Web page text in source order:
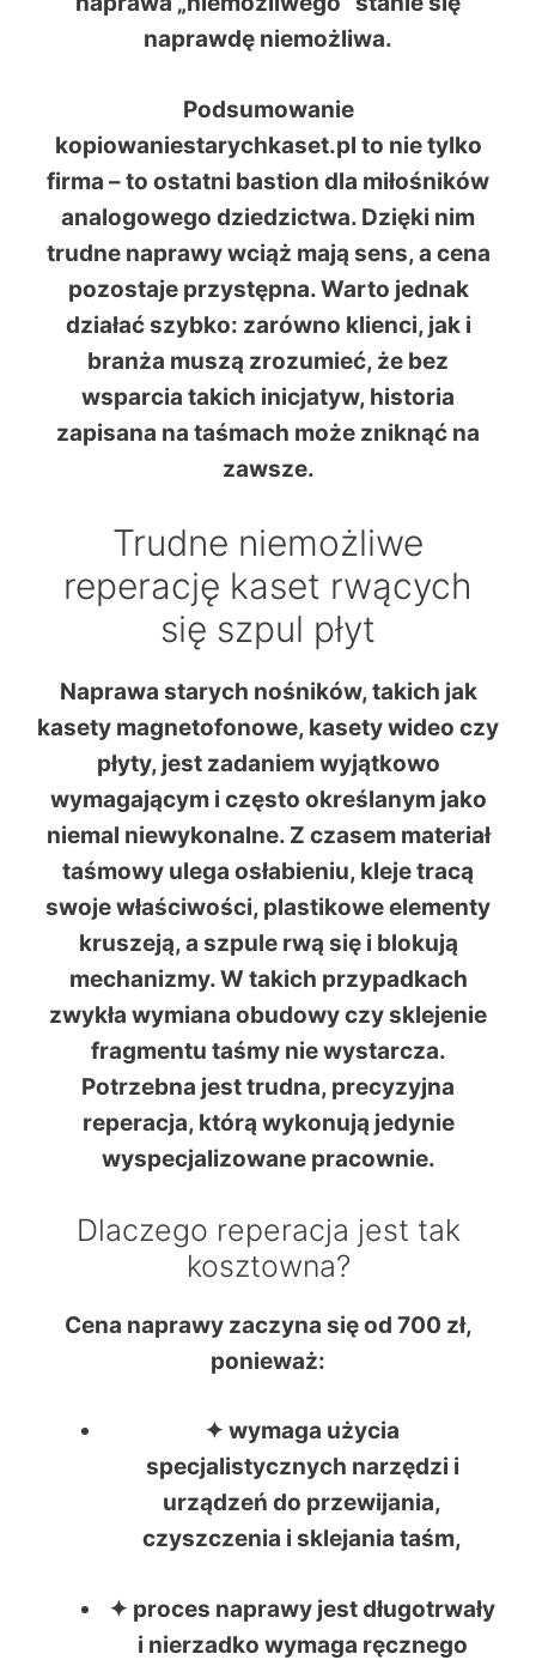
naprawdę niemożliwa.
Podsumowanie
kopiowaniestarychkaset.pl to nie tylko
firma –to ostatni bastion dla miłośników
analogowego dziedzictwa. Dzięki nim
trudne naprawy wciąż mają sens, a cena
pozostaje przystępna. Warto jednak
działać szybko: zarówno klienci, jak i
branża muszą zrozumieć, że bez
wsparcia takich inicjatyw, historia
zapisana na taśmach może zniknąć na
zawsze.
Trudne niemożliwe
reperację kaset rwących
się szpul płyt
Naprawa starych nośników, takich jak
kasety magnetofonowe, kasety wideo czy
płyty, jest zadaniem wyjątkowo
wymagającym i często określanym jako
niemal niewykonalne. Z czasem materiał
taśmowy ulega osłabieniu, kleje tracą
swoje właściwości, plastikowe elementy
kruszeją, a szpule rwą się i blokują
mechanizmy. W takich przypadkach
zwykła wymiana obudowy czy sklejenie
fragmentu taśmy nie wystarcza.
Potrzebna jesttrudna, precyzyjna
reperacja, którą wykonują jedynie
wyspecjalizowane pracownie.
Dlaczego reperacja jest tak
kosztowna?
Cena naprawy zaczyna sięod 700 zł,
ponieważ:
✦ wymaga użycia
specjalistycznych narzędzi i
urządzeń do przewijania,
czyszczenia i sklejania taśm,
✦ proces naprawy jest długotrwały
i nierzadko wymaga ręcznego